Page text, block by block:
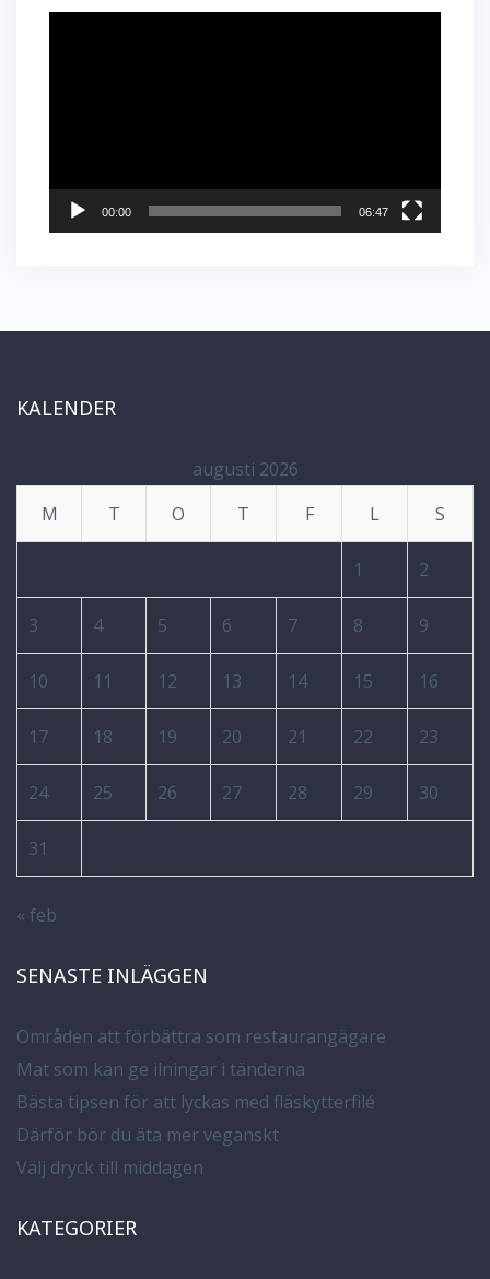
00:00 06:47
KALENDER
augusti 2026
M
T O T F L S
1 2
3 4 5 6 7 8 9
10 11 12 13 14 15 16
17 18 19 20 21 22 23
24 25 26 27 28 29 30
31
« feb
SENASTE INLÄGGEN
Områden att förbättra som restaurangägare
Mat som kan ge ilningar i tänderna
Bästa tipsen för att lyckas med fläskytterfilé
Därför bör du äta mer veganskt
Välj dryck till middagen
KATEGORIER